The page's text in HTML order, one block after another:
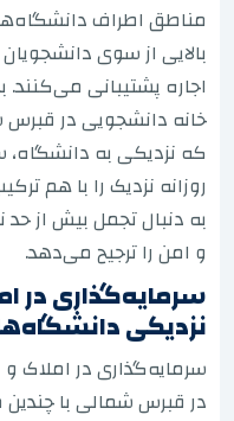
مناطق اطراف
بالایی از سوی
اجاره پشتیبانی می‌کنند.
خانه دانشجویی در
که نزدیکی به
روزانه نزدیک را با هم
به دنبال تجمل بیش از
و امن را ترجیح می‌دهد.
سرمایه‌گذاری در
نزدیکی
سرمایه‌گذاری در املاک
در قبرس شمالی با